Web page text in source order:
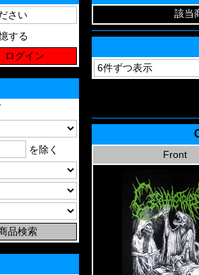
する
を除く
該当
Front